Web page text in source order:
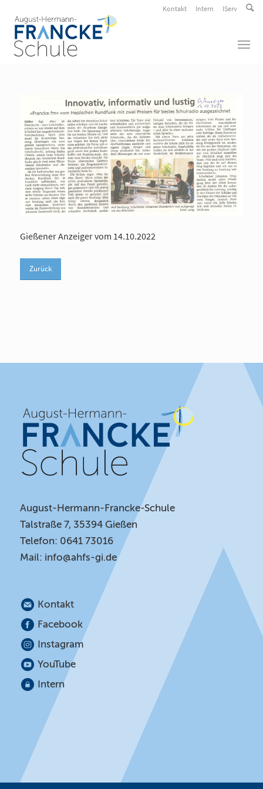
Kontakt Intern IServ
Gießener Anzeiger vom 14.10.2022
Zurück
August-Hermann-Francke-Schule
Talstraße 7, 35394 Gießen
Telefon: 0641 73016
Mail: info@ahfs-gi.de
Kontakt
Facebook
Instagram
YouTube
Intern